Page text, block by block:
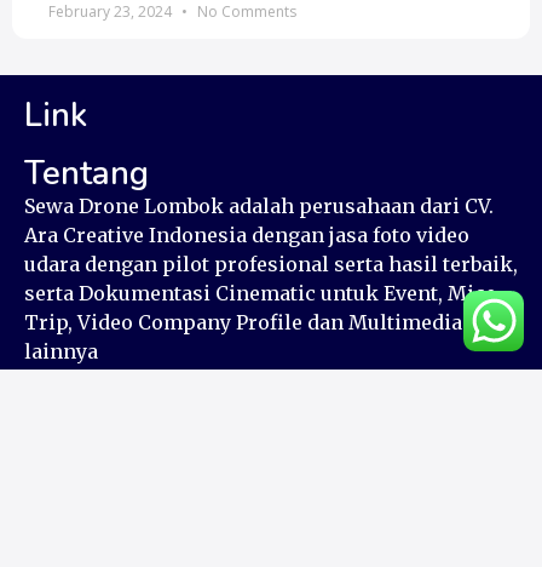
February 23, 2024 No Comments
Link
Tentang
Sewa Drone Lombok adalah perusahaan dari CV.
Ara Creative Indonesia dengan jasa foto video
udara dengan pilot profesional serta hasil terbaik,
serta Dokumentasi Cinematic untuk Event, Mice,
Trip, Video Company Profile dan Multimedia
lainnya